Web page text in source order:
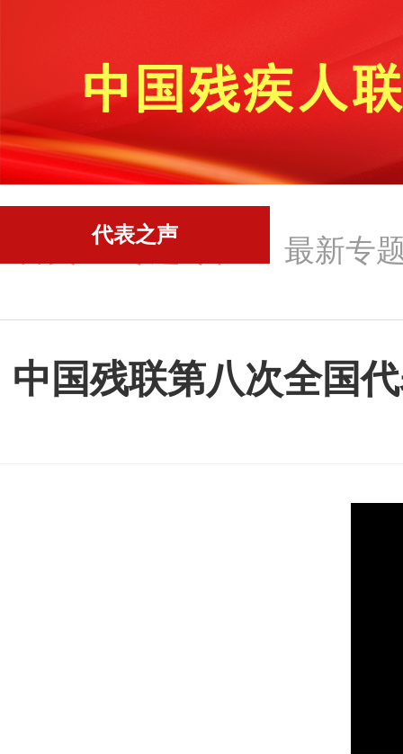
代表之声
-专题专栏 最新专
中国残联第八次全国